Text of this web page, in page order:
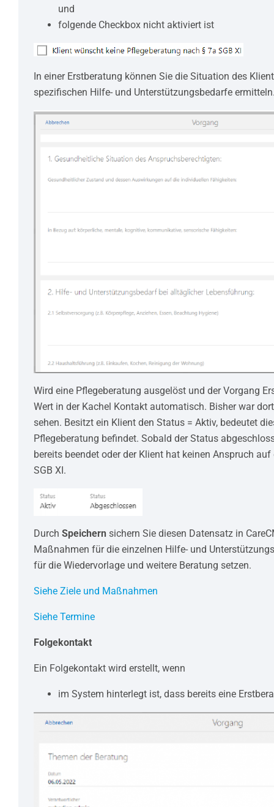
und
folgende Checkbox nicht aktiviert ist
In einer Erstberatung können Sie die Situation des
spezifischen Hilfe- und Unterstützungsbedarfe
Wird eine Pflegeberatung ausgelöst und der Vorgang
Wert in der Kachel Kontakt automatisch. Bisher war
sehen. Besitzt ein Klient den Status = Aktiv, bedeutet
Pflegeberatung befindet. Sobald der Status
bereits beendet oder der Klient hat keinen Anspruch
SGB XI.
Durch Speichern sichern Sie diesen Datensatz in
Maßnahmen für die einzelnen Hilfe- und
für die Wiedervorlage und weitere Beratung setzen.
Siehe Ziele und Maßnahmen
Siehe Termine
Folgekontakt
Ein Folgekontakt wird erstellt, wenn
im System hinterlegt ist, dass bereits eine